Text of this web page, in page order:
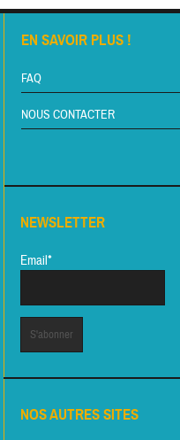
EN SAVOIR PLUS !
FAQ
NOUS CONTACTER
NEWSLETTER
Email*
NOS AUTRES SITES